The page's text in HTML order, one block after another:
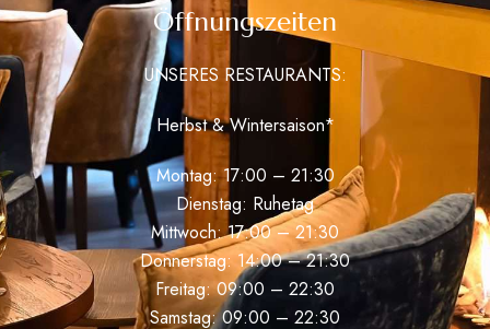
Öffnungszeiten
UNSERES RESTAURANTS:
Herbst & Wintersaison*
Montag: 17:00 – 21:30
Dienstag: Ruhetag
Mittwoch: 17:00 – 21:30
Donnerstag: 14:00 – 21:30
Freitag: 09:00 – 22:30
Samstag: 09:00 – 22:30